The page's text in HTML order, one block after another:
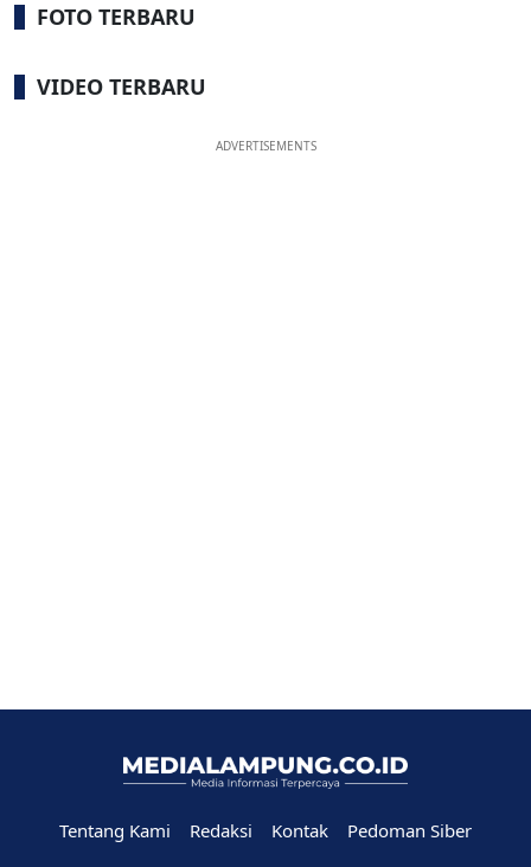
FOTO TERBARU
VIDEO TERBARU
ADVERTISEMENTS
Tentang Kami Redaksi Kontak
Pedoman Siber